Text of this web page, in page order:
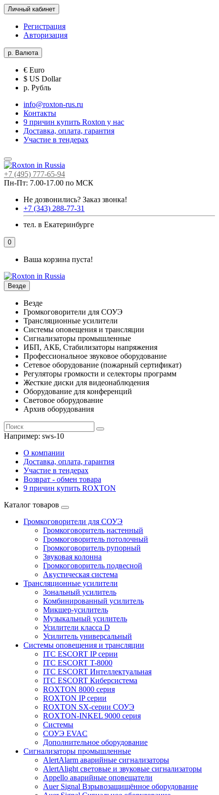
Личный кабинет
Регистрация
Авторизация
р. Валюта
€ Euro
$ US Dollar
р. Рубль
info@roxton-rus.ru
Контакты
9 причин купить Roxton у нас
Доставка, оплата, гарантия
Участие в тендерах
+7 (495) 777-65-94
Пн-Пт: 7.00-17.00 по МСК
Не дозвонились? Заказ звонка!
+7 (343) 288-77-31
тел. в Екатеринбурге
0
Ваша корзина пуста!
Везде
Везде
Громкоговорители для СОУЭ
Трансляционные усилители
Системы оповещения и трансляции
Сигнализаторы промышленные
ИБП, АКБ, Стабилизаторы напряжения
Профессиональное звуковое оборудование
Сетевое оборудование (пожарный сертификат)
Регуляторы громкости и селекторы программ
Жесткие диски для видеонаблюдения
Оборудование для конференций
Световое оборудование
Архив оборудования
Например: sws-10
О компании
Доставка, оплата, гарантия
Участие в тендерах
Возврат - обмен товара
9 причин купить ROXTON
Каталог товаров
Громкоговорители для СОУЭ
Громкоговоритель настенный
Громкоговоритель потолочный
Громкоговоритель рупорный
Звуковая колонна
Громкоговоритель подвесной
Акустическая система
Трансляционные усилители
Зональный усилитель
Комбинированный усилитель
Микшер-усилитель
Музыкальный усилитель
Усилители класса D
Усилитель универсальный
Системы оповещения и трансляции
ITC ESCORT IP серии
ITC ESCORT T-8000
ITC ESCORT Интеллектуальная
ITC ESCORT Киберсистема
ROXTON 8000 серия
ROXTON IP серии
ROXTON SX-серии СОУЭ
ROXTON-INKEL 9000 серия
Системы
СОУЭ EVAC
Дополнительное оборудование
Сигнализаторы промышленные
AlertAlarm аварийные сигнализаторы
AlertAlight световые и звуковые сигнализаторы
Appello аварийные оповещатели
Auer Signal Взрывозащищённое оборудование